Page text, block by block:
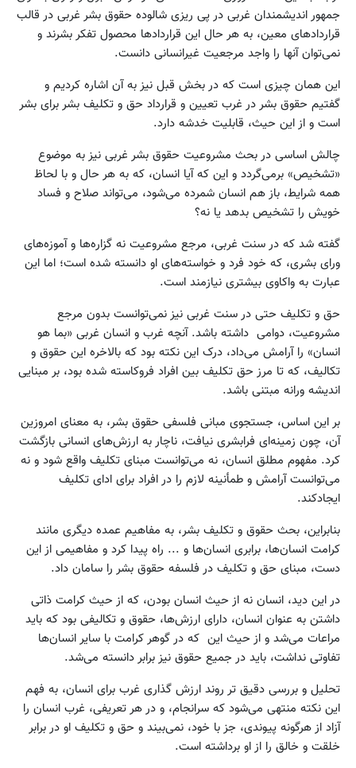
جمهور اندیشمندان غربی در پی ریزی شالوده حقوق بشر غربی در قالب
قراردادهای معین، به هر حال این قراردادها محصول تفکر بشرند و
نمی‌توان آنها را واجد مرجعیت غیرانسانی دانست.
این همان چیزی است که در بخش قبل نیز به آن اشاره کردیم و
گفتیم حقوق بشر در غرب تعیین و قرارداد حق و تکلیف بشر برای بشر
است و از این حیث، قابلیت خدشه دارد.
چالش اساسی در بحث مشروعیت حقوق بشر غربی نیز به موضوع
«تشخیص» برمی‌گردد و این که آیا انسان، که به هر حال و با لحاظ
همه شرایط، باز هم انسان شمرده می‌شود، می‌تواند صلاح و فساد
خویش را تشخیص بدهد یا نه؟
گفته شد که در سنت غربی، مرجع مشروعیت نه گزاره‌ها و آموزه‌های
ورای بشری، که خود فرد و خواسته‌های او دانسته شده است؛ اما این
عبارت به واکاوی بیشتری نیازمند است.
حق و تکلیف حتی در سنت غربی نیز نمی‌توانست بدون مرجع
مشروعیت، دوامی داشته باشد. آنچه غرب و انسان غربی «بما هو
انسان» را آرامش می‌داد، درک این نکته بود که بالاخره این حقوق و
تکالیف، که تا مرز حق تکلیف بین افراد فروکاسته شده بود، بر مبنایی
اندیشه ورانه مبتنی باشد.
بر این اساس، جستجوی مبانی فلسفی حقوق بشر، به معنای امروزین
آن، چون زمینه‌ای فرابشری نیافت، ناچار به ارزش‌های انسانی بازگشت
کرد. مفهوم مطلق انسان، نه می‌توانست مبنای تکلیف واقع شود و نه
می‌توانست آرامش و طمأنینه لازم را در افراد برای ادای تکلیف
ایجادکند.
بنابراین، بحث حقوق و تکلیف بشر، به مفاهیم عمده دیگری مانند
کرامت انسان‌ها، برابری انسان‌ها و ... راه پیدا کرد و مفاهیمی از این
دست، مبنای حق و تکلیف در فلسفه حقوق بشر را سامان داد.
در این دید، انسان نه از حیث انسان بودن، که از حیث کرامت ذاتی
داشتن به عنوان انسان، دارای ارزش‌ها، حقوق و تکالیفی بود که باید
مراعات می‌شد و از حیث این که در گوهر کرامت با سایر انسان‌ها
تفاوتی نداشت، باید در جمیع حقوق نیز برابر دانسته می‌شد.
تحلیل و بررسی دقیق تر روند ارزش گذاری غرب برای انسان، به فهم
این نکته منتهی می‌شود که سرانجام، و در هر تعریفی، غرب انسان را
آزاد از هرگونه پیوندی، جز با خود، نمی‌بیند و حق و تکلیف او در برابر
خلقت و خالق را از او برداشته است.